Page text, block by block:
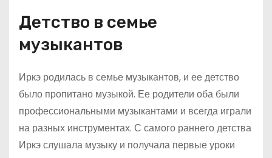
Детство в семье
музыкантов
Иркэ родилась в семье музыкантов, и ее детство
было пропитано музыкой. Ее родители оба были
профессиональными музыкантами и всегда играли
на разных инструментах. С самого раннего детства
Иркэ слушала музыку и получала первые уроки